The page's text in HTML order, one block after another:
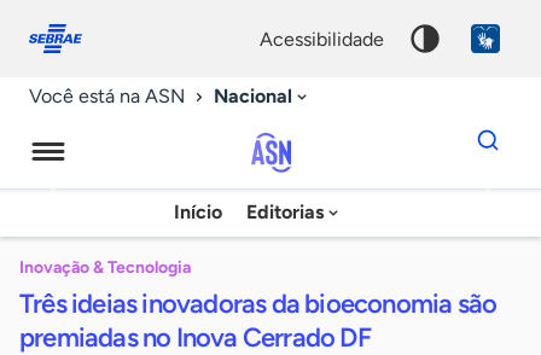
conosco
acessibilidade
Você está na ASN Nacional
Agência
Sebrae
Notícias
Início Editorias
Dados
para
chave
Inovação & Tecnologia
Três ideias inovadoras da bioeconomia são
premiadas no Inova Cerrado DF